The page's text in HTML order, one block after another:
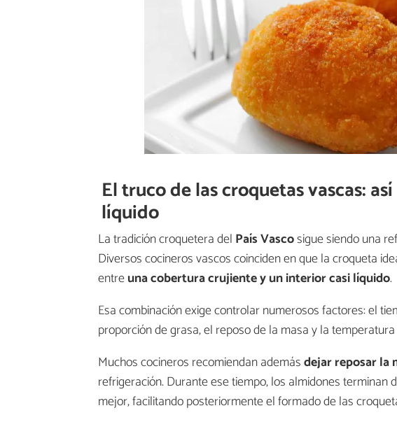
El truco de las croquetas vascas:
líquido
La tradición croquetera del País Vascosigue siendo una
Diversos cocineros vascos coinciden en que la croqueta
entreuna cobertura crujiente y un interior casi líquido.
Esa combinación exige controlar numerosos factores: el
proporción de grasa, el reposo de la masa y la
Muchos cocineros recomiendan ademásdejar reposar la
refrigeración. Durante ese tiempo, los almidones terminan
mejor, facilitando posteriormente el formado de las